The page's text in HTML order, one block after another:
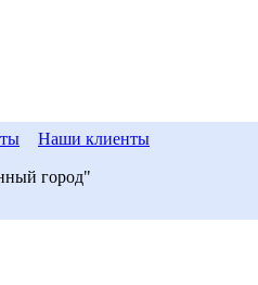
Наши клиенты
город"